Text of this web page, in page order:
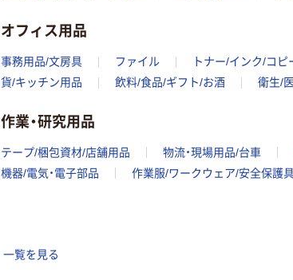
オフィス用品
事務用品/文房具 ファイル トナー/インク/コピ
貨/キッチン用品
飲料/食品/ギフト/お酒 衛生/
作業・研究用品
テープ/梱包資材/店舗用品 物流・現場用品/台車
機器/電気・電子部品
作業服/ワークウェア/安全保護具
一覧を見る